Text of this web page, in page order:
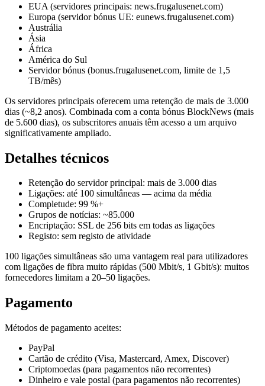
EUA (servidores principais: news.frugalusenet.com)
Europa (servidor bónus UE: eunews.frugalusenet.com)
Austrália
Ásia
África
América do Sul
Servidor bónus (bonus.frugalusenet.com, limite de 1,5
TB/mês)
Os servidores principais oferecem uma retenção de mais de 3.000
dias (~8,2 anos). Combinada com a conta bónus BlockNews (mais
de 5.600 dias), os subscritores anuais têm acesso a um arquivo
significativamente ampliado.
Detalhes técnicos
Retenção do servidor principal: mais de 3.000 dias
Ligações: até 100 simultâneas — acima da média
Completude: 99 %+
Grupos de notícias: ~85.000
Encriptação: SSL de 256 bits em todas as ligações
Registo: sem registo de atividade
100 ligações simultâneas são uma vantagem real para utilizadores
com ligações de fibra muito rápidas (500 Mbit/s, 1 Gbit/s): muitos
fornecedores limitam a 20–50 ligações.
Pagamento
Métodos de pagamento aceites:
PayPal
Cartão de crédito (Visa, Mastercard, Amex, Discover)
Criptomoedas (para pagamentos não recorrentes)
Dinheiro e vale postal (para pagamentos não recorrentes)